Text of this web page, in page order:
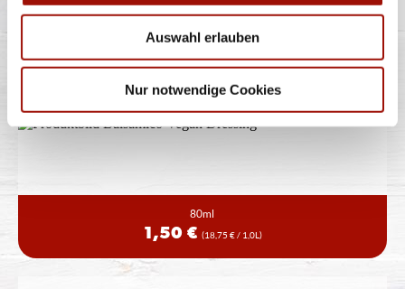
Auswahl erlauben
Nur notwendige Cookies
BALSAMICO VEGAN
DRESSING
80ml
1,50 € (18,75 € / 1,0L)